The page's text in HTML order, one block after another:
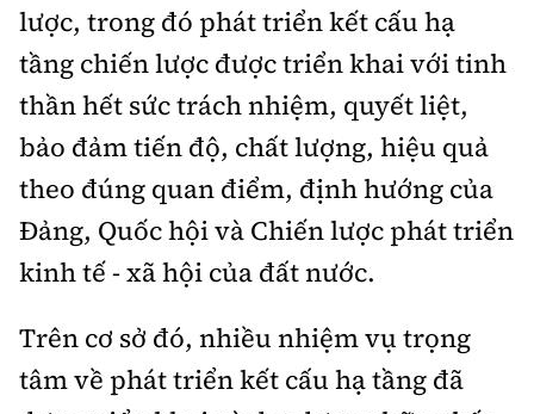
lược, trong đó phát triển kết cấu hạ
tầng chiến lược được triển khai với tinh
thần hết sức trách nhiệm, quyết liệt,
bảo đảm tiến độ, chất lượng, hiệu quả
theo đúng quan điểm, định hướng của
Đảng, Quốc hội và Chiến lược phát triển
kinh tế - xã hội của đất nước.
Trên cơ sở đó, nhiều nhiệm vụ trọng
tâm về phát triển kết cấu hạ tầng đã